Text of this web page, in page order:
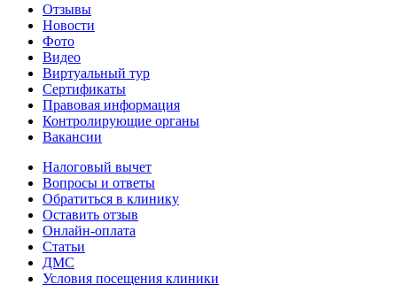
Отзывы
Новости
Фото
Видео
Виртуальный тур
Сертификаты
Правовая информация
Контролирующие органы
Вакансии
Налоговый вычет
Вопросы и ответы
Обратиться в клинику
Оставить отзыв
Онлайн-оплата
Статьи
ДМС
Условия посещения клиники